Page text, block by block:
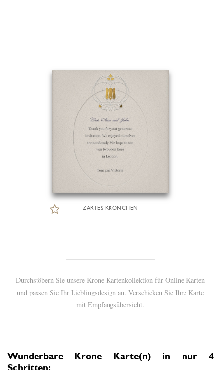
ZARTES KRÖNCHEN
Durchstöbern Sie unsere Krone Kartenkollektion für Online Karten
und passen Sie Ihr Lieblingsdesign an. Verschicken Sie Ihre Karte
mit Empfangsübersicht.
Wunderbare Krone Karte(n) in nur 4
Schritten: